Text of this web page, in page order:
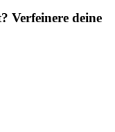
Verfeinere deine